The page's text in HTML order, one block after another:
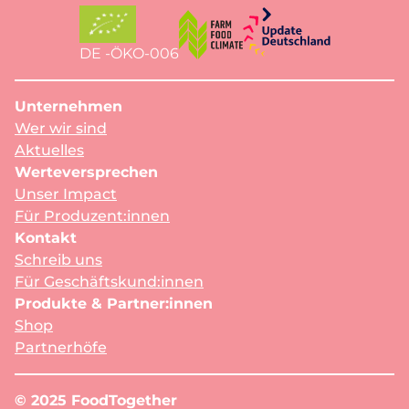
DE -ÖKO-006
Unternehmen
Wer wir sind
Aktuelles
Werteversprechen
Unser Impact
Für Produzent:innen
Kontakt
Schreib uns
Für Geschäftskund:innen
Produkte & Partner:innen
Shop
Partnerhöfe
© 2025 FoodTogether